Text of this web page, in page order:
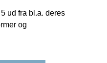
ud fra bl.a. deres
og